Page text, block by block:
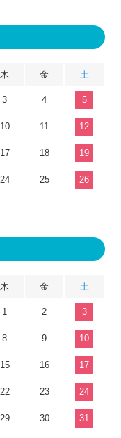
木 金 土
3 4 5
10 11 12
17 18 19
24 25 26
木 金 土
1 2 3
8 9 10
15 16 17
22 23 24
29 30 31